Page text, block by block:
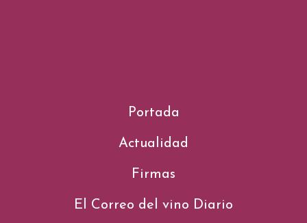
Portada
Actualidad
Firmas
El Correo del vino Diario